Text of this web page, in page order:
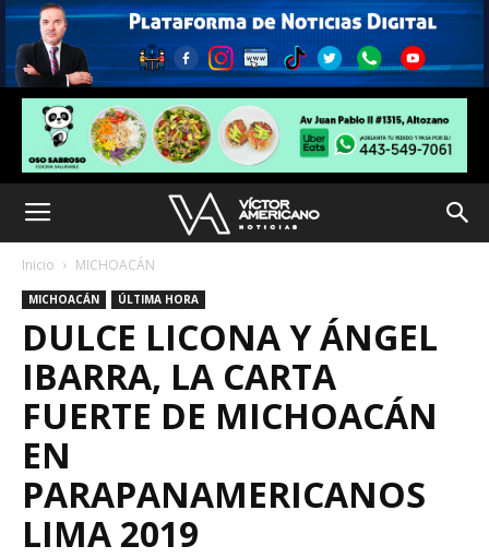
Inicio MICHOACÁN
MICHOACÁN ÚLTIMA HORA
DULCE LICONA Y ÁNGEL
IBARRA, LA CARTA
FUERTE DE MICHOACÁN
EN
PARAPANAMERICANOS
LIMA 2019